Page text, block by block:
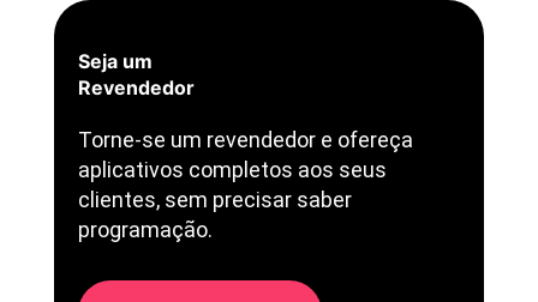
Seja um
Revendedor
Torne-se um revendedor e ofereça
aplicativos completos aos seus
clientes, sem precisar saber
programação.